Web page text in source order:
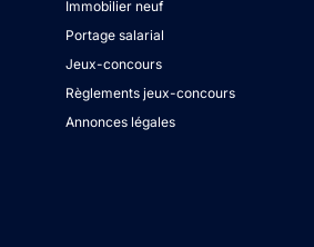
Immobilier neuf
Portage salarial
Jeux-concours
Règlements jeux-concours
Annonces légales